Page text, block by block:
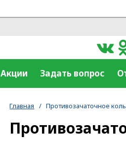
Акции Задать вопрос
Главная / Противозачаточное